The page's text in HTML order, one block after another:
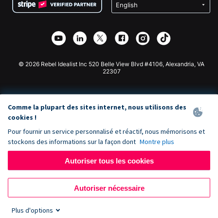
Confidentialité
Partenariat d'affiliation
Bibliothèque
Collecte de fonds caritative
Plugin de don Wix
Application de don Webflow
Don Joomla
© 2026 Rebel Idealist Inc 520 Belle View Blvd #4106, Alexandria, VA
22307
Comme la plupart des sites internet, nous utilisons des
cookies !
Pour fournir un service personnalisé et réactif, nous mémorisons et
stockons des informations sur la façon dont Montre plus
Autoriser tous les cookies
Autoriser nécessaire
Plus d'options